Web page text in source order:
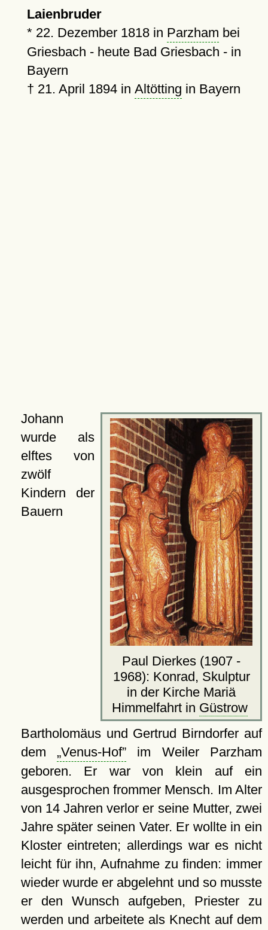
Laienbruder
* 22. Dezember 1818in Parzham bei
Griesbach - heute Bad Griesbach - in
Bayern
† 21. April 1894in Altötting in Bayern
Paul Dierkes (1907 -
1968): Konrad, Skulptur
in der Kirche Mariä
Himmelfahrt in Güstrow
Johann
wurde als
elftes von
zwölf
Kindern der
Bauern
Bartholomäus und Gertrud Birndorfer auf
dem Venus-Hof
im Weiler Parzham
geboren. Er war von klein auf ein
ausgesprochen frommer Mensch. Im Alter
von 14 Jahren verlor er seine Mutter, zwei
Jahre später seinen Vater. Er wollte in ein
Kloster eintreten; allerdings war es nicht
leicht für ihn, Aufnahme zu finden: immer
wieder wurde er abgelehnt und so musste
er den Wunsch aufgeben, Priester zu
werden und arbeitete als Knecht auf dem